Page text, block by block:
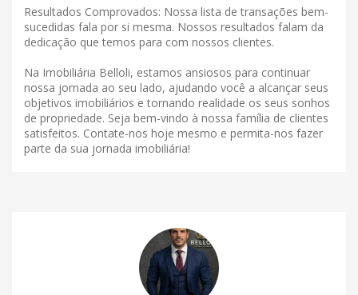
Resultados Comprovados: Nossa lista de transações bem-
sucedidas fala por si mesma. Nossos resultados falam da
dedicação que temos para com nossos clientes.
Na Imobiliária Belloli, estamos ansiosos para continuar
nossa jornada ao seu lado, ajudando você a alcançar seus
objetivos imobiliários e tornando realidade os seus sonhos
de propriedade. Seja bem-vindo à nossa família de clientes
satisfeitos. Contate-nos hoje mesmo e permita-nos fazer
parte da sua jornada imobiliária!